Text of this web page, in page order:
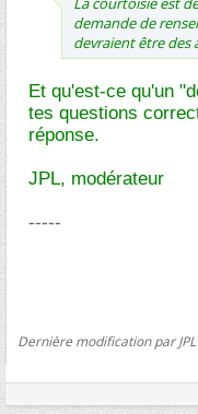
demande de
devraient être des
Et qu'est-ce qu'un
tes questions
réponse.
JPL, modérateur
-----
Dernière modification par